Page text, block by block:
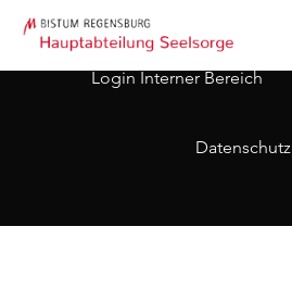
Login Interner Bereich
Datenschutz